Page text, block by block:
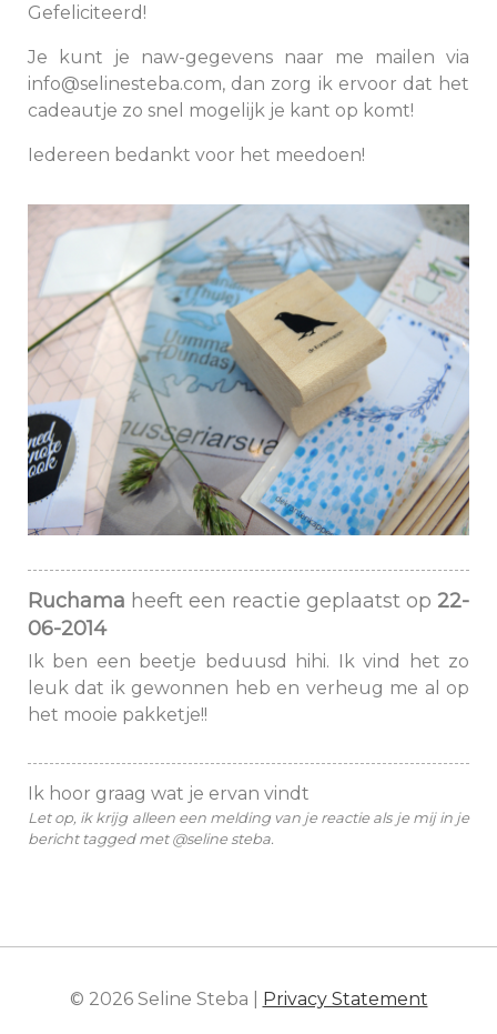
Gefeliciteerd!
Je kunt je naw-gegevens naar me mailen via
info@selinesteba.com, dan zorg ik ervoor dat het
cadeautje zo snel mogelijk je kant op komt!
Iedereen bedankt voor het meedoen!
Ruchama heeft een reactie geplaatst op 22-
06-2014
Ik ben een beetje beduusd hihi. Ik vind het zo
leuk dat ik gewonnen heb en verheug me al op
het mooie pakketje!!
Ik hoor graag wat je ervan vindt
Let op, ik krijg alleen een melding van je reactie als je mij in je
bericht tagged met @seline steba.
© 2026 Seline Steba | Privacy Statement